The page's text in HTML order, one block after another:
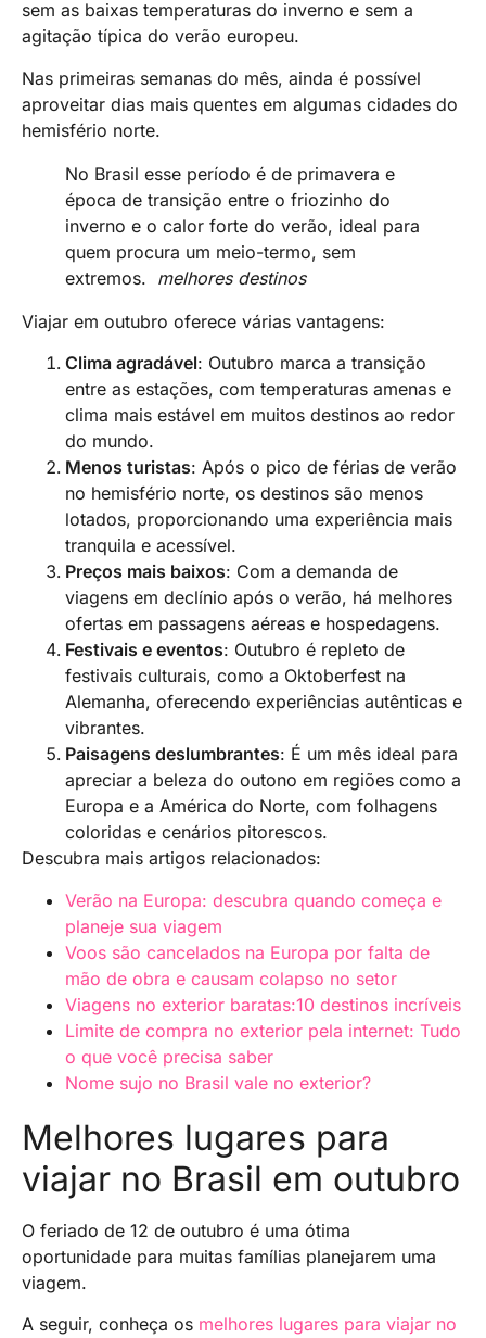
sem as baixas temperaturas do inverno e sem a
agitação típica do verão europeu.
Nas primeiras semanas do mês, ainda é possível
aproveitar dias mais quentes em algumas cidades do
hemisfério norte.
No Brasil esse período é de primavera e
época de transição entre o friozinho do
inverno e o calor forte do verão, ideal para
quem procura um meio-termo, sem
extremos. melhores destinos
Viajar em outubro oferece várias vantagens:
Clima agradável: Outubro marca a transição
entre as estações, com temperaturas amenas e
clima mais estável em muitos destinos ao redor
do mundo.
Menos turistas: Após o pico de férias de verão
no hemisfério norte, os destinos são menos
lotados, proporcionando uma experiência mais
tranquila e acessível.
Preços mais baixos: Com a demanda de
viagens em declínio após o verão, há melhores
ofertas em passagens aéreas e hospedagens.
Festivais e eventos: Outubro é repleto de
festivais culturais, como a Oktoberfest na
Alemanha, oferecendo experiências autênticas e
vibrantes.
Paisagens deslumbrantes: É um mês ideal para
apreciar a beleza do outono em regiões como a
Europa e a América do Norte, com folhagens
coloridas e cenários pitorescos.
Descubra mais artigos relacionados:
Verão na Europa: descubra quando começa e
planeje sua viagem
Voos são cancelados na Europa por falta de
mão de obra e causam colapso no setor
Viagens no exterior baratas:10 destinos incríveis
Limite de compra no exterior pela internet: Tudo
o que você precisa saber
Nome sujo no Brasil vale no exterior?
Melhores lugares para
viajar no Brasil em outubro
O feriado de 12 de outubro é uma ótima
oportunidade para muitas famílias planejarem uma
viagem.
A seguir, conheça os melhores lugares para viajar no